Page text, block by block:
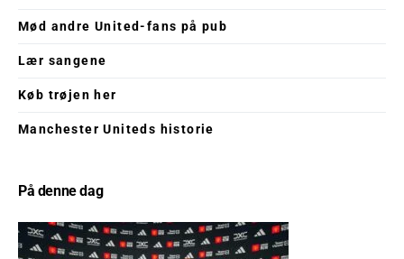
Mød andre United-fans på pub
Lær sangene
Køb trøjen her
Manchester Uniteds historie
På denne dag